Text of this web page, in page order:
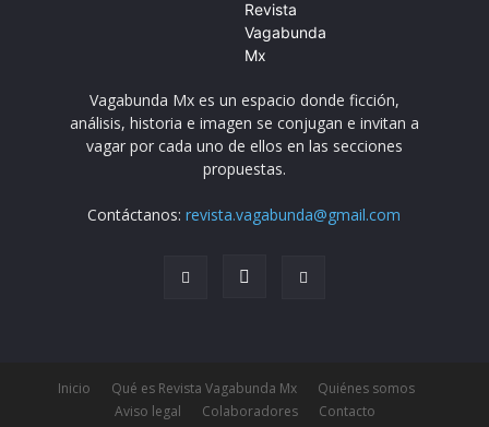
Vagabunda Mx es un espacio donde ficción,
análisis, historia e imagen se conjugan e invitan a
vagar por cada uno de ellos en las secciones
propuestas.
Contáctanos:revista.vagabunda@gmail.com
Inicio Qué es Revista Vagabunda Mx
Quiénes somos
Aviso legal
Colaboradores Contacto